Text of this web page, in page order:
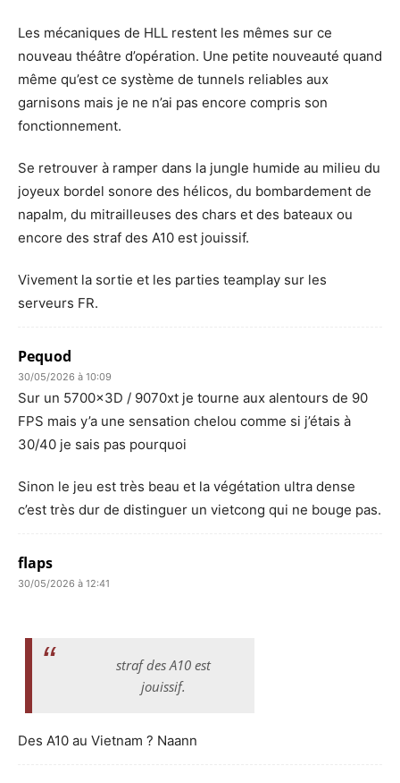
Les mécaniques de HLL restent les mêmes sur ce
nouveau théâtre d’opération. Une petite nouveauté quand
même qu’est ce système de tunnels reliables aux
garnisons mais je ne n’ai pas encore compris son
fonctionnement.
Se retrouver à ramper dans la jungle humide au milieu du
joyeux bordel sonore des hélicos, du bombardement de
napalm, du mitrailleuses des chars et des bateaux ou
encore des straf des A10 est jouissif.
Vivement la sortie et les parties teamplay sur les
serveurs FR.
Pequod
30/05/2026 à 10:09
Sur un 5700x3D / 9070xt je tourne aux alentours de 90
FPS mais y’a une sensation chelou comme si j’étais à
30/40 je sais pas pourquoi
Sinon le jeu est très beau et la végétation ultra dense
c’est très dur de distinguer un vietcong qui ne bouge pas.
flaps
30/05/2026 à 12:41
straf des A10 est
jouissif.
Des A10 au Vietnam ? Naann